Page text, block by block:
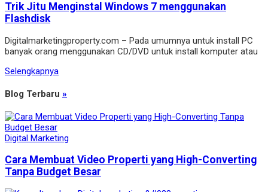
Trik Jitu Menginstal Windows 7 menggunakan
Flashdisk
Digitalmarketingproperty.com – Pada umumnya untuk install PC
banyak orang menggunakan CD/DVD untuk install komputer atau
Selengkapnya
Blog Terbaru »
Digital Marketing
Cara Membuat Video Properti yang High-Converting
Tanpa Budget Besar